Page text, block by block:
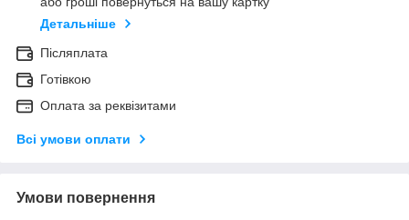
Детальніше
Післяплата
Готівкою
Оплата за реквізитами
Всі умови оплати
Умови повернення